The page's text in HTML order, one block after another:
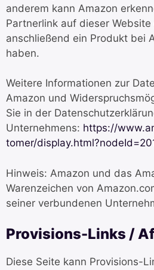
anderem kann Amazon
Partnerlink auf dieser Website
anschließend ein Produkt bei
haben.
Weitere Informationen zur
Amazon und
Sie in der
Unternehmens: https://
tomer/
Hinweis: Amazon und das
Warenzeichen von
seiner verbundenen
Provisions-Links /
Diese Seite kann Provisions-